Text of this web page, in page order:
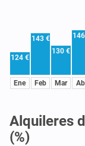
124 €
Ene
143 €
Feb
130 €
Mar
Alquileres
(%)